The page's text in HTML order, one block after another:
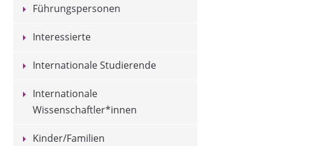
Führungspersonen
Interessierte
Internationale Studierende
Internationale
Wissenschaftler*innen
Kinder/Familien